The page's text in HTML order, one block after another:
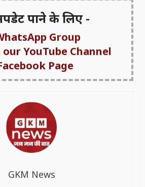
पाने के लिए -
Group
our YouTube Channel
Page
GKM News